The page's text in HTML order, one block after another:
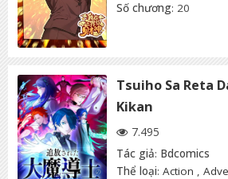
Số chương: 20
Tsuiho Sa Reta
Kikan
7.495
Tác giả: Bdcomics
Thể loại: Action ,